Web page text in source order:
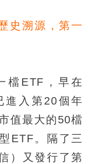
史溯源，第一
檔ETF，早在
進入第20個年
值最大的50檔
ETF。隔了三
）又發行了第